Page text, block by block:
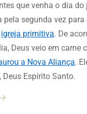
que venha o dia do
pela segunda vez
igreja primitiva. De
Deus veio em carne
a Nova Aliança.
, Deus Espírito Santo.